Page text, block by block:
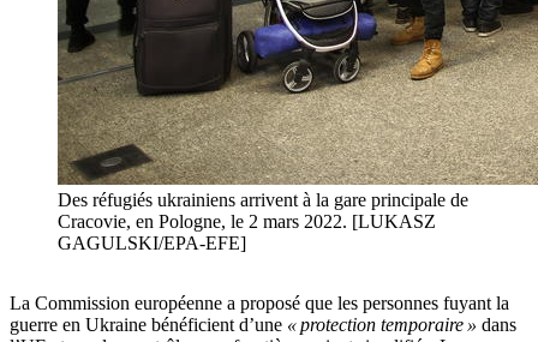
Des réfugiés ukrainiens arrivent à la gare principale de
Cracovie, en Pologne, le 2 mars 2022. [LUKASZ
GAGULSKI/EPA-EFE]
La Commission européenne a proposé que les personnes fuyant la
guerre en Ukraine bénéficient d’une « protection temporaire » dans